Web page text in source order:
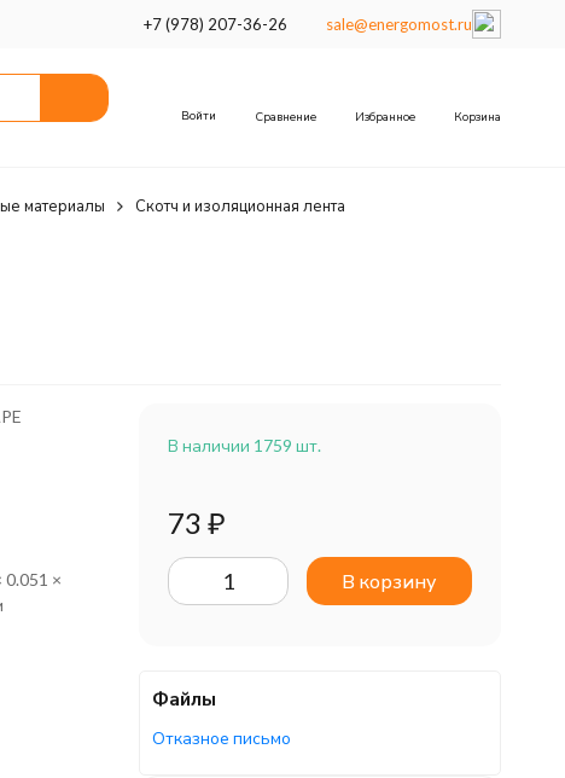
+7 (978) 207-36-26 sale@energomost.ru
Войти Сравнение Избранное Корзина
материалы
Скотч и изоляционная лента
0.051 ×
В наличии 1759 шт.
73 ₽
В корзину
Файлы
Отказное письмо